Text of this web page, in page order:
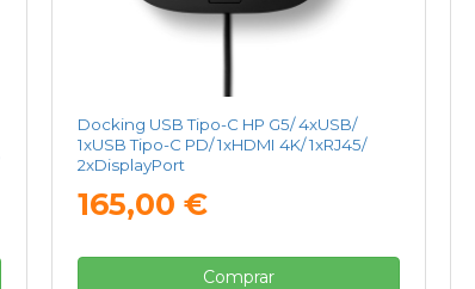
Docking USB Tipo-C HP G5/ 4xUSB/
1xUSB Tipo-C PD/ 1xHDMI 4K/ 1xRJ45/
2xDisplayPort
165,00 €
Comprar